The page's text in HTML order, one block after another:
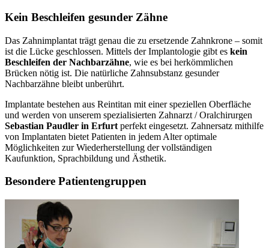
Kein Beschleifen gesunder Zähne
Das Zahnimplantat trägt genau die zu ersetzende Zahnkrone – somit
ist die Lücke geschlossen. Mittels der Implantologie gibt es kein
Beschleifen der Nachbarzähne, wie es bei herkömmlichen
Brücken nötig ist. Die natürliche Zahnsubstanz gesunder
Nachbarzähne bleibt unberührt.
Implantate bestehen aus Reintitan mit einer speziellen Oberfläche
und werden von unserem spezialisierten Zahnarzt / Oralchirurgen
Sebastian Paudler in Erfurt perfekt eingesetzt. Zahnersatz mithilfe
von Implantaten bietet Patienten in jedem Alter optimale
Möglichkeiten zur Wiederherstellung der vollständigen
Kaufunktion, Sprachbildung und Ästhetik.
Besondere Patientengruppen